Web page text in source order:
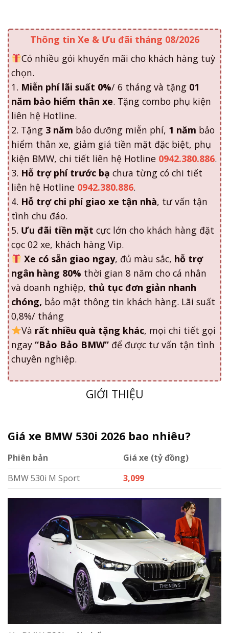
Thông tin Xe & Ưu đãi tháng 08/2026
Có nhiều gói khuyến mãi cho khách hàng tuỳ
chọn.
1.Miễn phí lãi suất 0%
năm bảo hiểm thân xe. Tặng combo phụ kiện
liên hệ Hotline.
2. Tặng 3 nămbảo dưỡng miễn phí,
hiểm thân xe, giảm giá tiền mặt đặc biệt, phụ
kiện BMW, chi tiết liên hệ Hotline0942.380.886
3.Hỗ trợ phí trước bạ chưa từng có chi tiết
liên hệ Hotline 0942.380.886
4.Hỗ trợ chi phí giao xe tận nhà
tình chu đáo.
5.Ưu đãi tiền mặt
cọc 02 xe, khách hàng Vip.
Xe có sẵn giao ngay, đủ màu sắc,
ngân hàng 80%thời gian 8 năm cho cá nhân
và doanh nghiệp,thủ tục đơn giản nhanh
chóng,bảo mật thông tin khách hàng. Lãi suất
0,8%/ tháng
Và rất nhiều quà tặng khác
ngay “Bảo Bảo BMW”để được tư vấn tận tình
chuyên nghiệp.
GIỚI THIỆU
Xe BMW 530i mới nhất